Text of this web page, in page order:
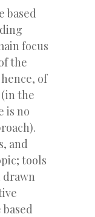
based
focus
the
of
(in the
is no
and
tools
drawn